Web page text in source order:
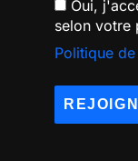
Oui,
selon votre
Politique